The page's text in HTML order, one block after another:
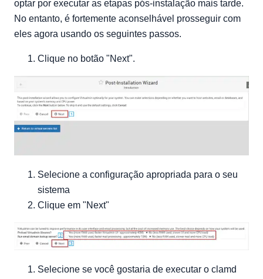
optar por executar as etapas pós-instalação mais tarde.
No entanto, é fortemente aconselhável prosseguir com
eles agora usando os seguintes passos.
Clique no botão "Next".
Selecione a configuração apropriada para o seu
sistema
Clique em "Next"
Selecione se você gostaria de executar o clamd